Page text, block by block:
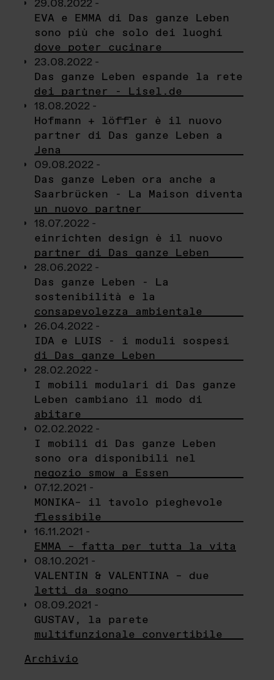
29.08.2022 -
EVA e EMMA di Das ganze Leben
sono più che solo dei luoghi
dove poter cucinare
23.08.2022 -
Das ganze Leben espande la rete
dei partner - Lisel.de
18.08.2022 -
Hofmann + löffler è il nuovo
partner di Das ganze Leben a
Jena
09.08.2022 -
Das ganze Leben ora anche a
Saarbrücken - La Maison diventa
un nuovo partner
18.07.2022 -
einrichten design è il nuovo
partner di Das ganze Leben
28.06.2022 -
Das ganze Leben - La
sostenibilità e la
consapevolezza ambientale
26.04.2022 -
IDA e LUIS - i moduli sospesi
di Das ganze Leben
28.02.2022 -
I mobili modulari di Das ganze
Leben cambiano il modo di
abitare
02.02.2022 -
I mobili di Das ganze Leben
sono ora disponibili nel
negozio smow a Essen
07.12.2021 -
MONIKA– il tavolo pieghevole
flessibile
16.11.2021 -
EMMA – fatta per tutta la vita
08.10.2021 -
VALENTIN & VALENTINA – due
letti da sogno
08.09.2021 -
GUSTAV, la parete
multifunzionale convertibile
Archivio